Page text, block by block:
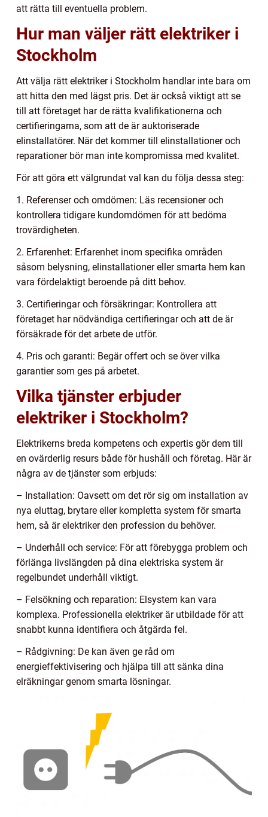
att rätta till eventuella problem.
Hur man väljer rätt elektriker i
Stockholm
Att välja rätt elektriker i Stockholm handlar inte bara om
att hitta den med lägst pris. Det är också viktigt att se
till att företaget har de rätta kvalifikationerna och
certifieringarna, som att de är auktoriserade
elinstallatörer. När det kommer till elinstallationer och
reparationer bör man inte kompromissa med kvalitet.
För att göra ett välgrundat val kan du följa dessa steg:
1. Referenser och omdömen: Läs recensioner och
kontrollera tidigare kundomdömen för att bedöma
trovärdigheten.
2. Erfarenhet: Erfarenhet inom specifika områden
såsom belysning, elinstallationer eller smarta hem kan
vara fördelaktigt beroende på ditt behov.
3. Certifieringar och försäkringar: Kontrollera att
företaget har nödvändiga certifieringar och att de är
försäkrade för det arbete de utför.
4. Pris och garanti: Begär offert och se över vilka
garantier som ges på arbetet.
Vilka tjänster erbjuder
elektriker i Stockholm?
Elektrikerns breda kompetens och expertis gör dem till
en ovärderlig resurs både för hushåll och företag. Här är
några av de tjänster som erbjuds:
– Installation: Oavsett om det rör sig om installation av
nya eluttag, brytare eller kompletta system för smarta
hem, så är elektriker den profession du behöver.
– Underhåll och service: För att förebygga problem och
förlänga livslängden på dina elektriska system är
regelbundet underhåll viktigt.
– Felsökning och reparation: Elsystem kan vara
komplexa. Professionella elektriker är utbildade för att
snabbt kunna identifiera och åtgärda fel.
– Rådgivning: De kan även ge råd om
energieffektivisering och hjälpa till att sänka dina
elräkningar genom smarta lösningar.